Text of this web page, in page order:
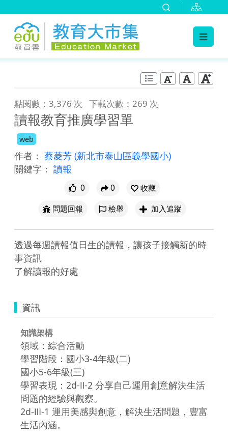
點閱數：3,376 次 下載次數：269 次
讀報教育推廣學習單
web
作者： 蔡菱芳 (新北市泰山區義學國小)
關鍵字： 讀報
0 0
收藏
問題回報
檢舉 加入追蹤
透過每週讀報值日生的讀報，讓孩子接觸新的時
事資訊
了解讀報的好處
資訊
知識架構
領域：綜合活動
學習階段：國小3-4年級(二)
國小5-6年級(三)
學習表現：2d-Ⅱ-2 分享自己運用創意解決生活
問題的經驗與觀察。
2d-Ⅲ-1 運用美感與創意，解決生活問題，豐富
生活內涵。